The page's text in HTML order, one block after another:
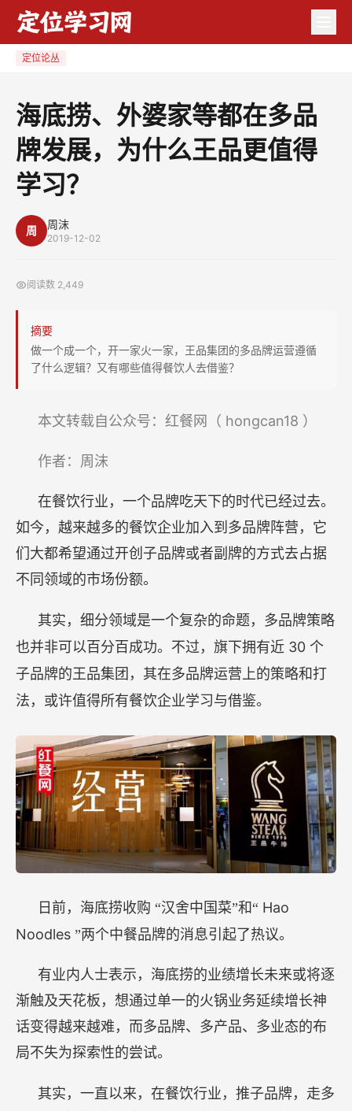
捞、
习？
定位论丛
海底捞、外婆家等都在多品
牌发展，为什么王品更值得
学习？
周 周沫
2019-12-02
阅读数 2,449
摘要
做一个成一个，开一家火一家，王品集团的多品牌运营遵循
了什么逻辑？又有哪些值得餐饮人去借鉴？
本文转载自公众号：红餐网（ hongcan18 ）
作者：周沫
在餐饮行业，一个品牌吃天下的时代已经过去。
如今，越来越多的餐饮企业加入到多品牌阵营，它
们大都希望通过开创子品牌或者副牌的方式去占据
不同领域的市场份额。
其实，细分领域是一个复杂的命题，多品牌策略
也并非可以百分百成功。不过，旗下拥有近 30 个
子品牌的王品集团，其在多品牌运营上的策略和打
法，或许值得所有餐饮企业学习与借鉴。
日前，海底捞收购 “汉舍中国菜”和“ Hao
Noodles ”两个中餐品牌的消息引起了热议。
有业内人士表示，海底捞的业绩增长未来或将逐
渐触及天花板，想通过单一的火锅业务延续增长神
话变得越来越难，而多品牌、多产品、多业态的布
局不失为探索性的尝试。
其实，一直以来，在餐饮行业，推子品牌，走多